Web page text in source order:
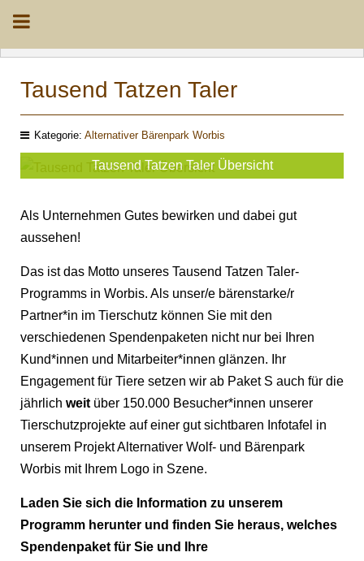
Tausend Tatzen Taler
Kategorie: Alternativer Bärenpark Worbis
Tausend Tatzen Taler Übersicht
Als Unternehmen Gutes bewirken und dabei gut
aussehen!
Das ist das Motto unseres Tausend Tatzen Taler-
Programms in Worbis. Als unser/e bärenstarke/r
Partner*in im Tierschutz können Sie mit den
verschiedenen Spendenpaketen nicht nur bei Ihren
Kund*innen und Mitarbeiter*innen glänzen. Ihr
Engagement für Tiere setzen wir ab Paket S auch für die
jährlich weit über 150.000 Besucher*innen unserer
Tierschutzprojekte auf einer gut sichtbaren Infotafel in
unserem Projekt Alternativer Wolf- und Bärenpark
Worbis mit Ihrem Logo in Szene.
Laden Sie sich die Information zu unserem
Programm herunter und finden Sie heraus, welches
Spendenpaket für Sie und Ihre